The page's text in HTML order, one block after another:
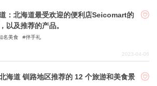
：北海道最受欢迎的便利店Seicomart的
以及推荐的产品。
名美食 伴手礼
2023-04-06
北海道 钏路地区推荐的 12 个旅游和美食景